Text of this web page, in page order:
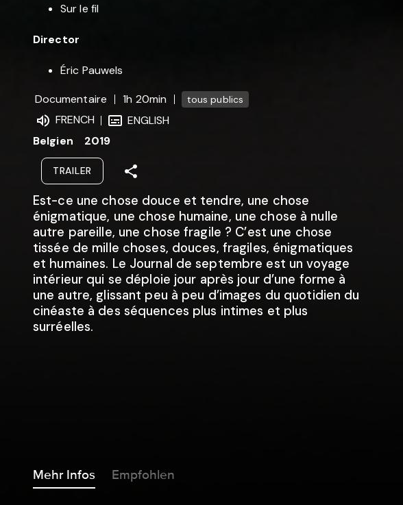
Sur le fil
Director
Éric Pauwels
Documentaire
1h 20min tous publics
FRENCH
ENGLISH
Belgien
2019
TRAILER
Est-ce une chose douce et tendre, une chose
énigmatique, une chose humaine, une chose à nulle
autre pareille, une chose fragile ? C’est une chose
tissée de mille choses, douces, fragiles, énigmatiques
et humaines. Le Journal de septembre est un voyage
intérieur qui se déploie jour après jour d’une forme à
une autre, glissant peu à peu d’images du quotidien du
cinéaste à des séquences plus intimes et plus
surréelles.
Mehr Infos Empfohlen